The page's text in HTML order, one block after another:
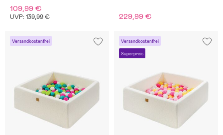
109,99 €
UVP: 139,99 € 229,99 €
Versandkostenfrei Versandkostenfrei
Superpreis